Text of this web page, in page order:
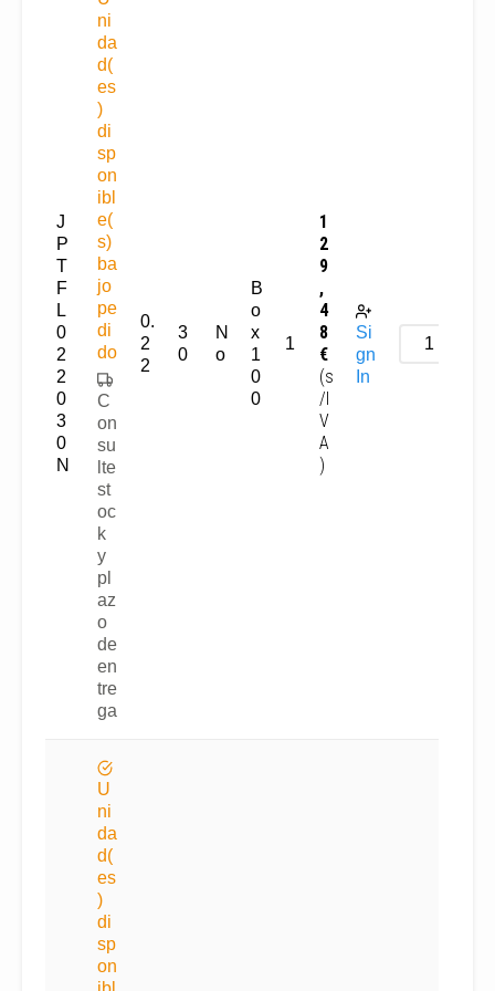
J
P
T
F
L
0
2
2
0
3
0
N
ni
da
d(
es
)
di
sp
on
ibl
e(
s)
ba
jo
pe
di
do
C
on
su
lte
st
oc
k
y
pl
az
o
de
en
tre
ga
0.
2
2
3
0
N
o
B
o
x
1
0
0
1
1
2
9
,
4
8
€
(s
/I
V
A
)
Si
gn
In
U
ni
da
d(
es
)
di
sp
on